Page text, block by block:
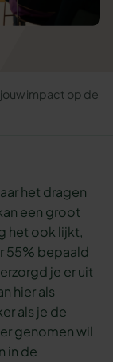
impact op de
het dragen
een groot
het ook lijkt,
55% bepaald
je er uit
hier als
als je de
genomen wil
in de